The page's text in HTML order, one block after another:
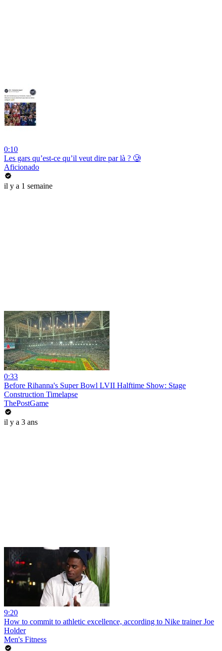
0:10
Les gars qu’est-ce qu’il veut dire par là ? 🥲
Aficionado
il y a 1 semaine
0:33
Before Rihanna's Super Bowl LVII Halftime Show: Stage
Construction Timelapse
ThePostGame
il y a 3 ans
9:20
How to commit to athletic excellence, according to Nike trainer Joe
Holder
Men's Fitness